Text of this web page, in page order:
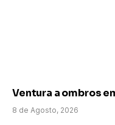
Ventura a ombros
8 de Agosto, 2026